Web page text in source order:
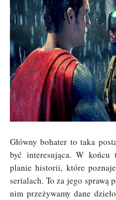
Główny bohater to taka
być interesująca. W
planie historii, które
serialach. To za jego sprawą
nim przeżywamy dane